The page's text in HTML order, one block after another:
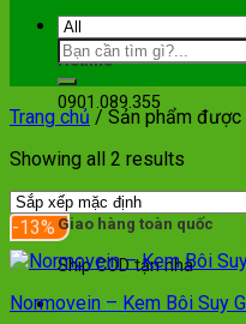
Hotline
0901.089.355
Giao hàng toàn quốc
Ship COD tận nhà
Giỏ hàng
Trang chủ / Sản phẩm được
Showing all 2 results
-13%
Normovein – Kem Bôi Suy